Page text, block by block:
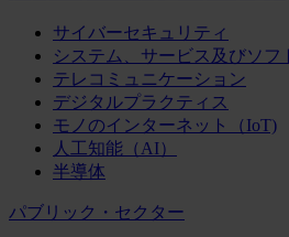
サイバーセキュリティ
システム、サービス及びソフ
テレコミュニケーション
デジタルプラクティス
モノのインターネット（IoT)
人工知能（AI）
半導体
パブリック・セクター